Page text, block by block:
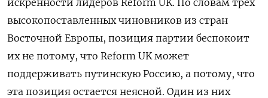
высокопоставленных чиновников из стран
Восточной Европы, позиция партии беспокоит
их не потому, что Reform UK может
поддерживать путинскую Россию, а потому, что
эта позиция остается неясной. Один из них